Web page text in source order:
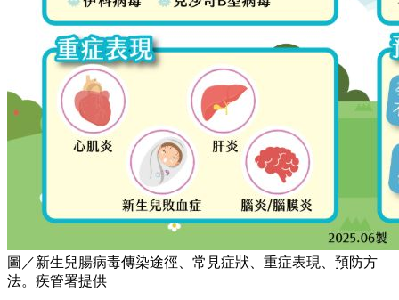
圖／新生兒腸病毒傳染途徑、常見症狀、重症表現、預防方
法。疾管署提供